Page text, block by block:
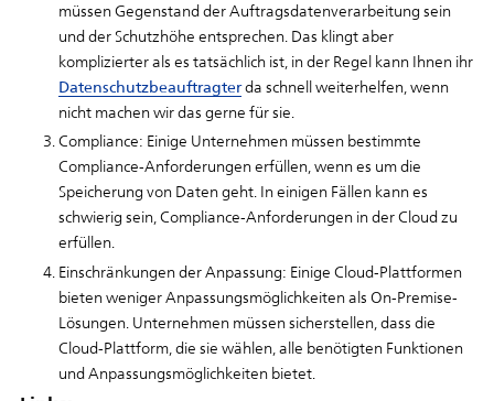
müssen Gegenstand der Auftragsdatenverarbeitung sein
und der Schutzhöhe entsprechen. Das klingt aber
komplizierter als es tatsächlich ist, in der Regel kann Ihnen ihr
Datenschutzbeauftragterda schnell weiterhelfen, wenn
nicht machen wir das gerne für sie.
Compliance: Einige Unternehmen müssen bestimmte
Compliance-Anforderungen erfüllen, wenn es um die
Speicherung von Daten geht. In einigen Fällen kann es
schwierig sein, Compliance-Anforderungen in der Cloud zu
erfüllen.
Einschränkungen der Anpassung: Einige Cloud-Plattformen
bieten weniger Anpassungsmöglichkeiten als On-Premise-
Lösungen. Unternehmen müssen sicherstellen, dass die
Cloud-Plattform, die sie wählen, alle benötigten Funktionen
und Anpassungsmöglichkeiten bietet.